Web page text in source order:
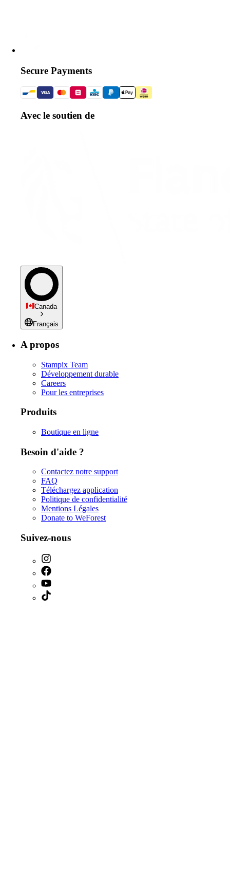
Secure Payments
Avec le soutien de
Canada
Français
A propos
Stampix Team
Développement durable
Careers
Pour les entreprises
Produits
Boutique en ligne
Besoin d'aide ?
Contactez notre support
FAQ
Téléchargez application
Politique de confidentialité
Mentions Légales
Donate to WeForest
Suivez-nous